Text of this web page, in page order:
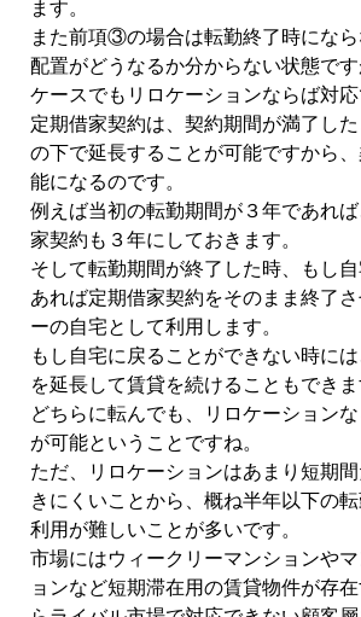
ます。
また前項③の場合は転勤終了時にな
配置がどうなるか分からない状態で
ケースでもリロケーションならば対応
定期借家契約は、契約期間が満了し
の下で延長することが可能ですから
能になるのです。
例えば当初の転勤期間が３年であれ
家契約も３年にしておきます。
そして転勤期間が終了した時、もし
あれば定期借家契約をそのまま終了
ーの自宅として利用します。
もし自宅に戻ることができない時に
を延長して賃貸を続けることもできま
どちらに転んでも、リロケーション
が可能ということですね。
ただ、リロケーションはあまり短期
きにくいことから、概ね半年以下の
利用が難しいことが多いです。
市場にはウィークリーマンションや
ョンなど短期滞在用の賃貸物件が存